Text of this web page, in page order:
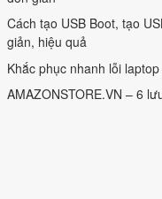
Cách tạo USB Boot, tạo
giản, hiệu quả
Khắc phục nhanh lỗi
AMAZONSTORE.VN – 6